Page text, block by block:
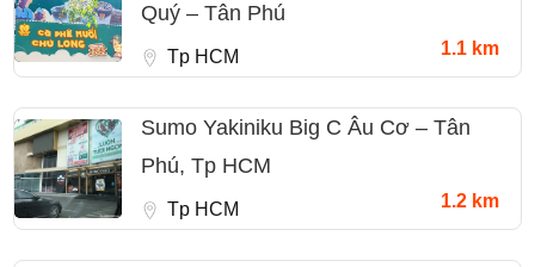
Quý – Tân Phú
Tp HCM 1.1 km
Sumo Yakiniku Big C Âu Cơ – Tân
Phú, Tp HCM
Tp HCM 1.2 km